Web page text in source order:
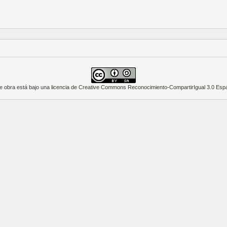
obra está bajo una licencia de Creative Commons Reconocimiento-CompartirIgual 3.0